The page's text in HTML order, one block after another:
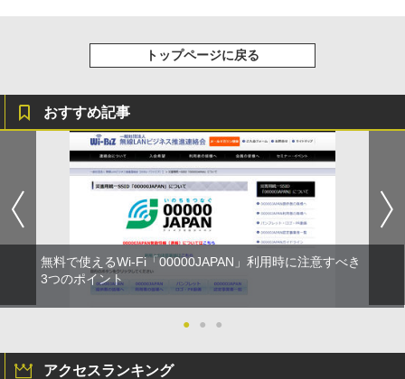
トップページに戻る
おすすめ記事
無料で使えるWi-Fi「00000JAPAN」利用時に注意すべき
3つのポイント
● ● ●
アクセスランキング